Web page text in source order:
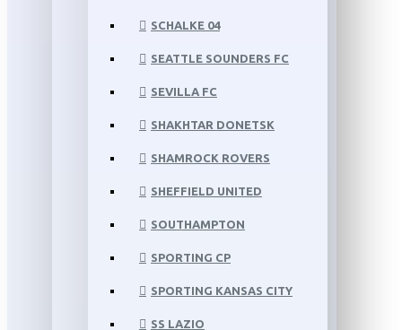
SCHALKE 04
SEATTLE SOUNDERS FC
SEVILLA FC
SHAKHTAR DONETSK
SHAMROCK ROVERS
SHEFFIELD UNITED
SOUTHAMPTON
SPORTING CP
SPORTING KANSAS CITY
SS LAZIO